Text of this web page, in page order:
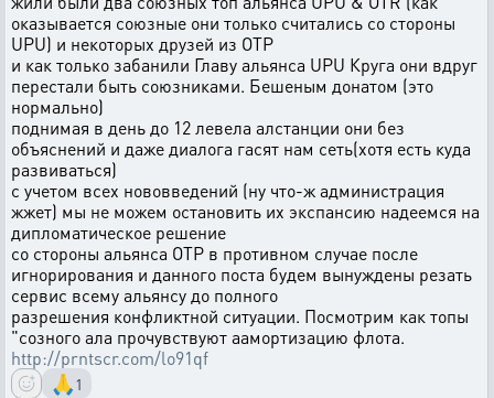
оказывается союзные они только считались со стороны
UPU) и некоторых друзей из ОТР
и как только забанили Главу альянса UPU Круга они вдруг
перестали быть союзниками. Бешеным донатом (это
нормально)
поднимая в день до 12 левела алстанции они без
объяснений и даже диалога гасят нам сеть(хотя есть куда
развиваться)
с учетом всех нововведений (ну что-ж администрация
жжет) мы не можем остановить их экспансию надеемся на
дипломатическое решение
со стороны альянса ОТР в противном случае после
игнорирования и данного поста будем вынуждены резать
сервис всему альянсу до полного
разрешения конфликтной ситуации. Посмотрим как топы
"созного ала прочувствуют аамортизацию флота.
http://prntscr.com/lo91qf
🙏1